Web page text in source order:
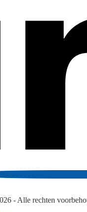
- Alle rechten